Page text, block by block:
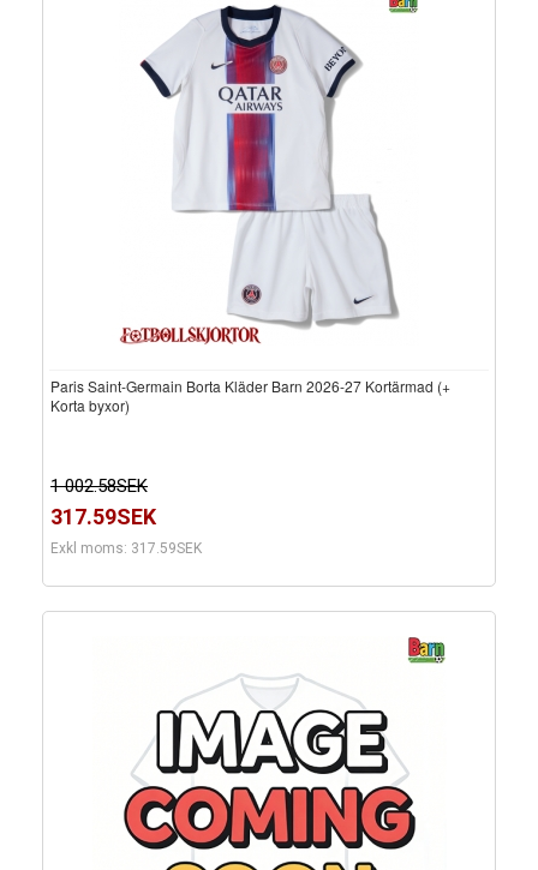
Paris Saint-Germain Borta Kläder Barn 2026-27 Kortärmad (+
Korta byxor)
1 002.58SEK
317.59SEK
Exkl moms: 317.59SEK